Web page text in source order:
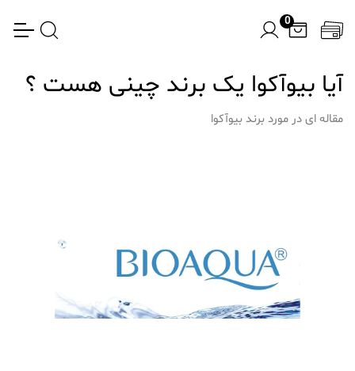
0
آیا بیوآکوا یک برند چینی هست ؟
مقاله ای در مورد برند بیوآکوا